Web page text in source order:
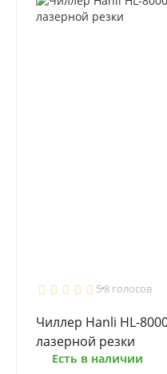
5 8 голосов
Чиллер Hanli HL-
лазерной резки
Есть в наличии